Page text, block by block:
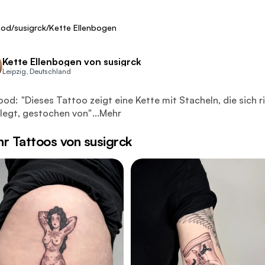
/susigrck/Kette Ellenbogen
Kette Ellenbogen von susigrck
Leipzig, Deutschland
Tattoo zeigt eine Kette mit Stacheln, die sich ringförmig
"Dieses Tattoo zeigt eine Kette mit Stacheln, die sich
gestochen von"...Mehr
Tattoos von susigrck